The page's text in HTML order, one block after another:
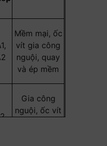
Mềm mại, ốc
vít gia công
nguội, quay
và ép mềm
Gia công
nguội, ốc vít